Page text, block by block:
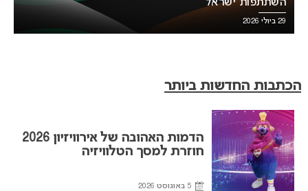
השתתפות ישראל
29 ביולי 2026
הכתבות החדשות ביותר
הדמות האהובה של אירוויזיון 2026
חוזרת למסך הטלוויזיה
5 באוגוסט 2026